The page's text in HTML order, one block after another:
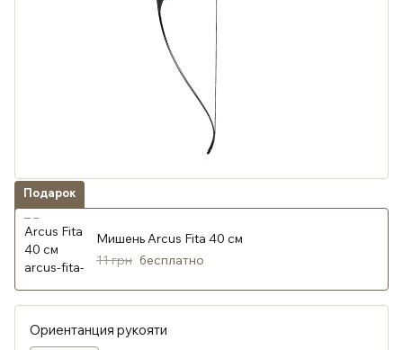
Подарок
Мишень Arcus Fita 40 см
11 грн бесплатно
Ориентанция рукояти